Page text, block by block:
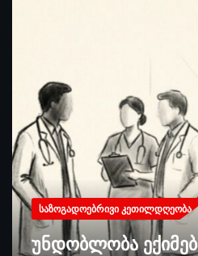
ᲡᲐᲖᲝᲒᲐᲓᲝᲔᲑᲠᲘᲕᲘ ᲙᲔᲗᲘᲚᲓᲦᲔᲝᲑᲐ
უნდობლობა